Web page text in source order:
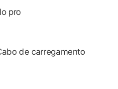
pro
de carregamento